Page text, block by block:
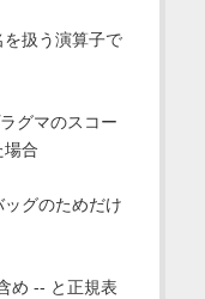
扱う演算子で
グマのスコー
場合
グのためだけ
め -- と正規表